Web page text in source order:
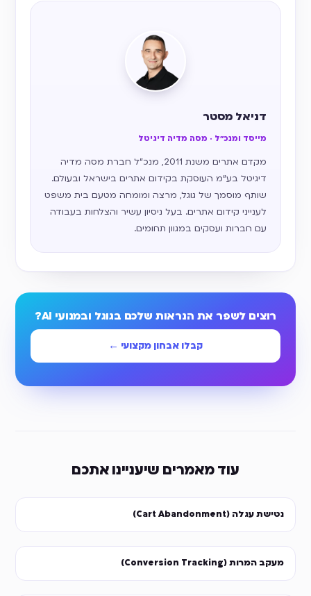
דניאל מסטר
מייסד ומנכ״ל · מסה מדיה דיגיטל
מקדם אתרים משנת 2011, מנכ״ל חברת מסה מדיה
דיגיטל בע״מ העוסקת בקידום אתרים בישראל ובעולם.
שותף מוסמך של גוגל, מרצה ומומחה מטעם בית משפט
לענייני קידום אתרים. בעל ניסיון עשיר והצלחות בעבודה
עם חברות ועסקים במגוון תחומים.
רוצים לשפר את הנראות שלכם בגוגל ובמנועי AI?
קבלו אבחון מקצועי ←
עוד מאמרים שיעניינו אתכם
נטישת עגלה (Cart Abandonment)
מעקב המרות (Conversion Tracking)